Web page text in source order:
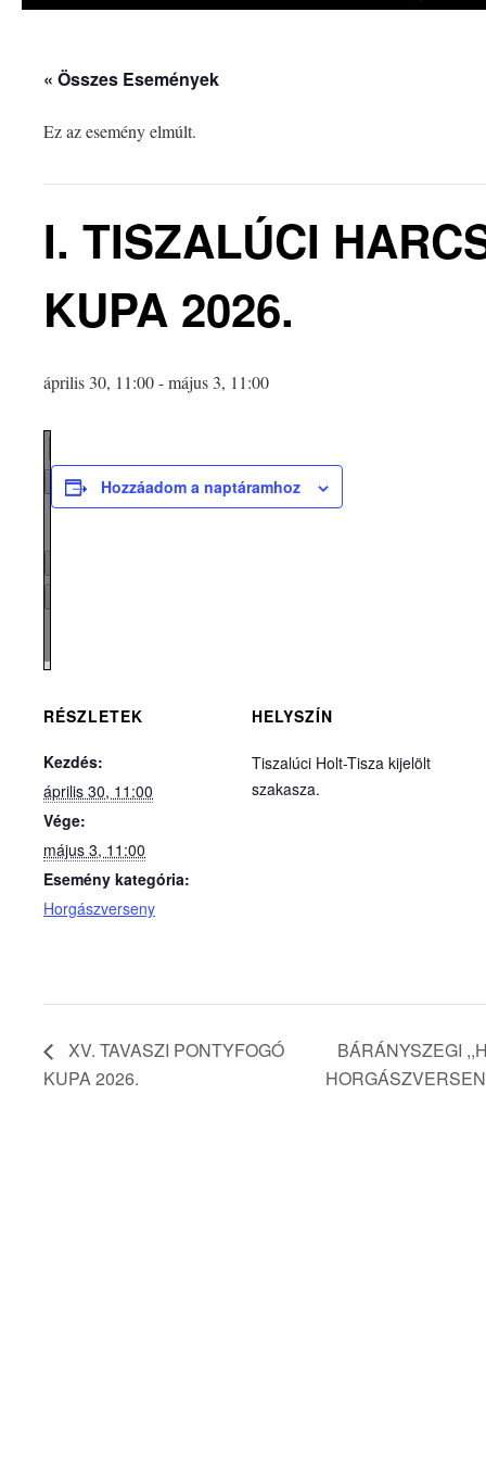
« Összes Események
Ez az esemény elmúlt.
I. TISZALÚCI
KUPA 2026.
április 30, 11:00-május 3, 11:00
Hozzáadom a naptáramhoz
RÉSZLETEK
Kezdés:
április 30, 11:00
Vége:
május 3, 11:00
Esemény kategória:
Horgászverseny
HELYSZÍN
Tiszalúci Holt-Tisza kijelölt
szakasza.
XV. TAVASZI PONTYFOGÓ
KUPA 2026.
BÁRÁNYSZEGI